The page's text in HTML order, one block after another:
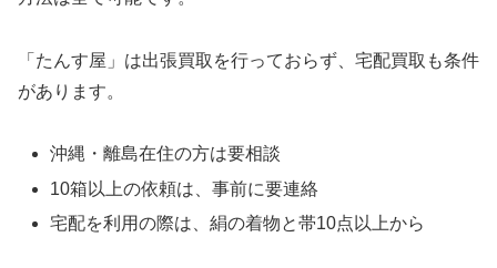
「たんす屋」は出張買取を行っておらず、宅配買取も条件
があります。
沖縄・離島在住の方は要相談
10箱以上の依頼は、事前に要連絡
宅配を利用の際は、絹の着物と帯10点以上から